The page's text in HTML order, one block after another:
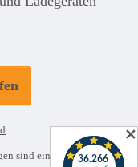
sind eingetragene
✕